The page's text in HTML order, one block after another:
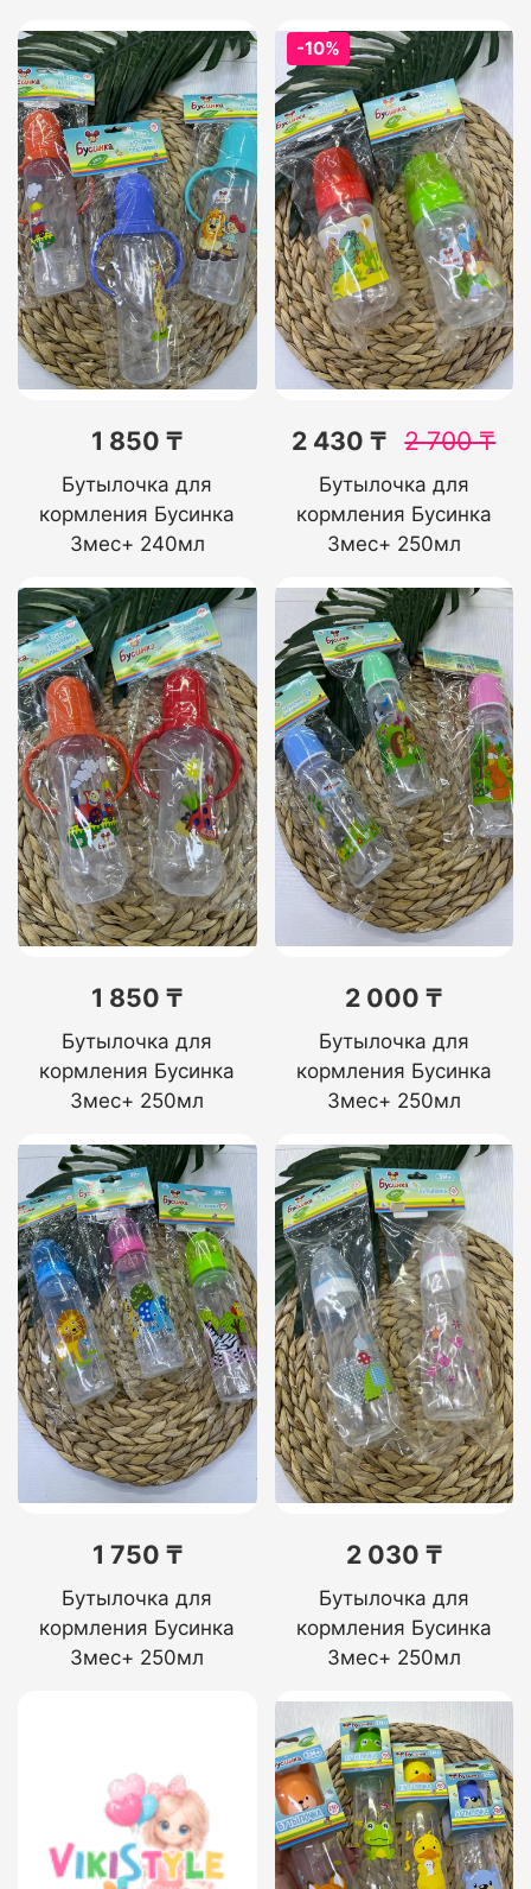
1 850 ₸
Бутылочка для
кормления Бусинка
3мес+ 240мл
-10%
2 430 ₸ 2 700₸
Бутылочка для
кормления Бусинка
3мес+ 250мл
1 850 ₸
Бутылочка для
кормления Бусинка
3мес+ 250мл
2 000 ₸
Бутылочка для
кормления Бусинка
3мес+ 250мл
1 750 ₸
Бутылочка для
кормления Бусинка
3мес+ 250мл
2 030 ₸
Бутылочка для
кормления Бусинка
3мес+ 250мл